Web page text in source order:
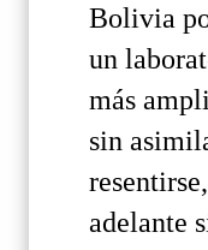
Bolivia
un
más
sin
adelante